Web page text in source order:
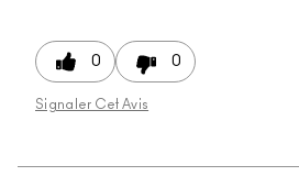
0 0
Signaler Cet Avis